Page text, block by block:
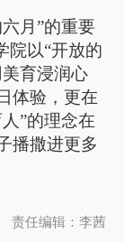
月”的重要
院以“开放的
育浸润心
体验，更在
”的理念在
播撒进更多
责任编辑：李茜